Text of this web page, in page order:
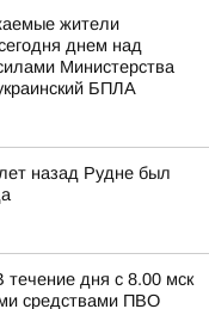
жители
днем над
Министерства
БПЛА
назад Рудне был
дня с 8.00 мск
средствами ПВО